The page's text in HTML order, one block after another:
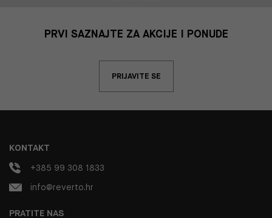
PRVI SAZNAJTE ZA AKCIJE I PONUDE
PRIJAVITE SE
PRATITE NAS
KONTAKT
+385 99 308 1833
info@reverto.hr